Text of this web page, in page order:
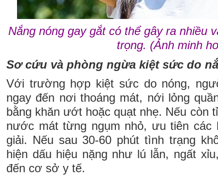
Nắng nóng gay gắt có thể gây ra nhiều
trọng. (Ảnh minh
Sơ cứu và phòng ngừa kiệt sức do
Với trường hợp kiệt sức do nóng,
ngay đến nơi thoáng mát, nới lỏng
bằng khăn ướt hoặc quạt nhẹ. Nếu còn
nước mát từng ngụm nhỏ, ưu tiên các
giải. Nếu sau 30-60 phút tình trạng
hiện dấu hiệu nặng như lú lẫn, ngất
đến cơ sở y tế.